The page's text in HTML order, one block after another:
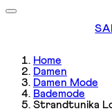
Home
Damen
Damen Mode
Bademode
Strandtunika